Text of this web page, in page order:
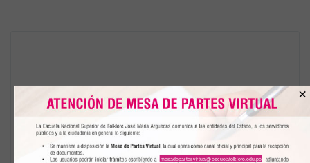
×
mesadepartesvirtual@escuelafolklore.edu.pe